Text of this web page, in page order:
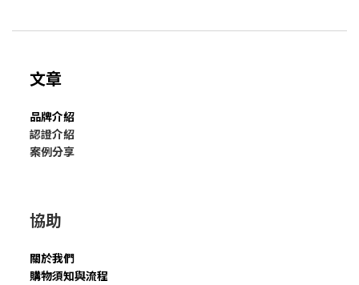
文章
品牌介紹
認證介紹
案例分享
協助
關於我們
購物須知與流程